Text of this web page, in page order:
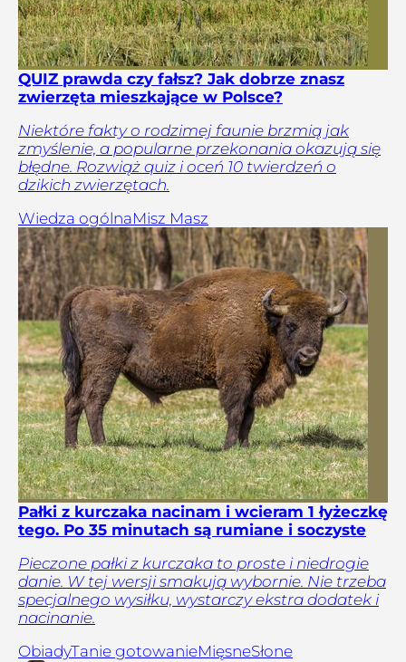
QUIZ prawda czy fałsz? Jak dobrze znasz
zwierzęta mieszkające w Polsce?
Niektóre fakty o rodzimej faunie brzmią jak
zmyślenie, a popularne przekonania okazują się
błędne. Rozwiąż quiz i oceń 10 twierdzeń o
dzikich zwierzętach.
Wiedza ogólnaMisz Masz
Pałki z kurczaka nacinam i wcieram 1 łyżeczkę
tego. Po 35 minutach są rumiane i soczyste
Pieczone pałki z kurczaka to proste i niedrogie
danie. W tej wersji smakują wybornie. Nie trzeba
specjalnego wysiłku, wystarczy ekstra dodatek i
nacinanie.
ObiadyTanie gotowanieMięsneSłone